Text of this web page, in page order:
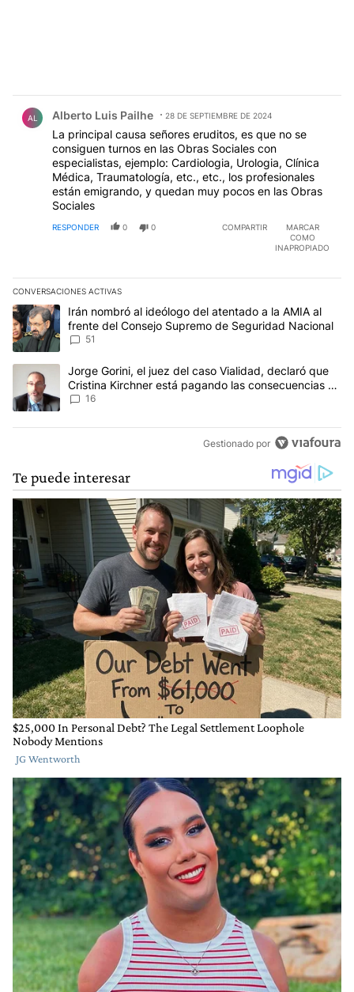
AL Alberto Luis Pailhe 28 DE SEPTIEMBRE DE 2024
La principal causa señores eruditos, es que no se
consiguen turnos en las Obras Sociales con
especialistas, ejemplo: Cardiologia, Urologia, Clínica
Médica, Traumatología, etc., etc., los profesionales
están emigrando, y quedan muy pocos en las Obras
Sociales
RESPONDER 0 0 COMPARTIR
MARCAR
COMO
INAPROPIADO
CONVERSACIONES ACTIVAS
Este listado muestra los artículos con más comentarios en los
Un artículo de tendencia con el título "Irán nombró al ideólogo
Irán nombró al ideólogo del atentado a la AMIA al
frente del Consejo Supremo de Seguridad Nacional
51
Un artículo de tendencia con el título "Jorge Gorini, el juez del
Jorge Gorini, el juez del caso Vialidad, declaró que
Cristina Kirchner está pagando las consecuencias de
cometer "un delito comprobado"
16
Gestionado por